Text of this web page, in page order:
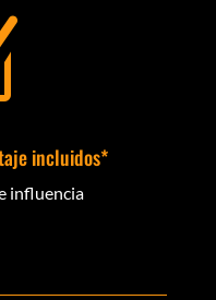
incluidos*
influencia